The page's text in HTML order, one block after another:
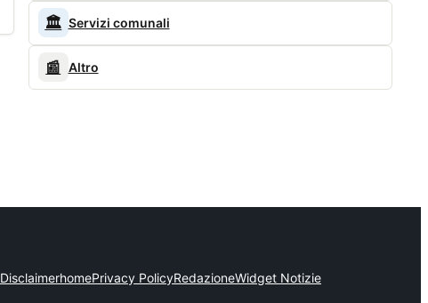
🏛️ Servizi comunali
📰 Altro
DisclaimerhomePrivacy PolicyRedazioneWidget Notizie